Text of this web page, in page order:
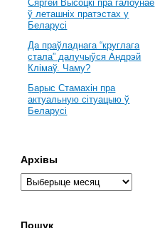
Сяргей Высоцкі пра галоўнае
ў леташніх пратэстах у
Беларусі
Да праўладнага “круглага
стала” далучыўся Андрэй
Клімаў. Чаму?
Барыс Стамахін пра
актуальную сітуацыю ў
Беларусі
Архівы
Пошук